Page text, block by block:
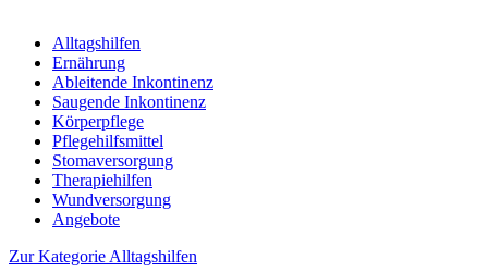
Alltagshilfen
Ernährung
Ableitende Inkontinenz
Saugende Inkontinenz
Körperpflege
Pflegehilfsmittel
Stomaversorgung
Therapiehilfen
Wundversorgung
Angebote
Zur Kategorie Alltagshilfen